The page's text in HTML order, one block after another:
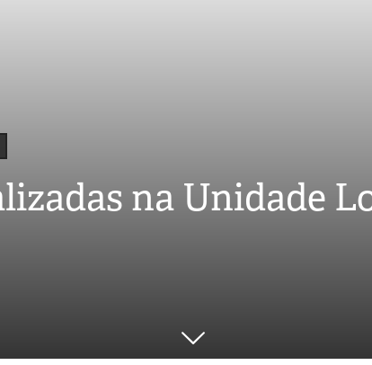
na Unidade